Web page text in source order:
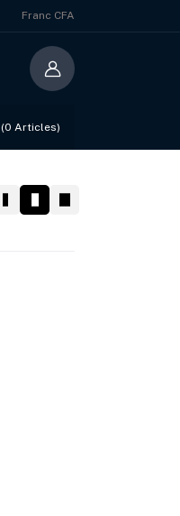
Franc CFA
(0 Articles)